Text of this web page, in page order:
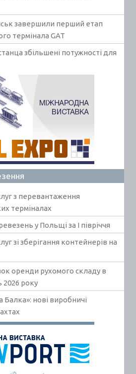
завершили перший етап
термінала GAT
збільшені потужності для
з перевантаження
терміналах
у Польщі за І півріччя
зі зберігання контейнерів на
оренди рухомого складу в
2026 року
Балка»: нові виробничі